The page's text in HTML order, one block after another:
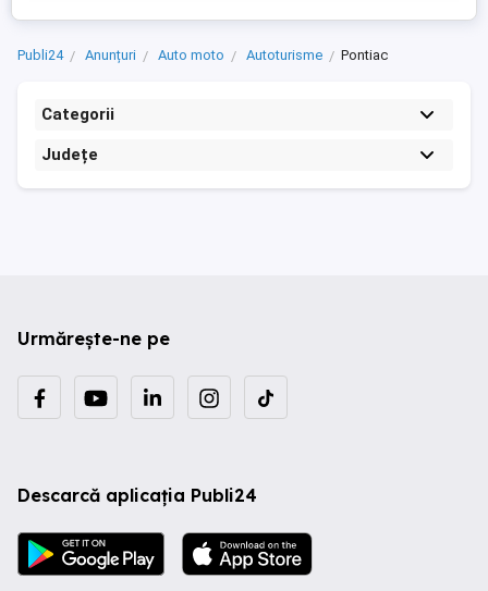
Publi24 Anunțuri Auto moto Autoturisme Pontiac
Categorii
Județe
Urmărește-ne pe
Descarcă aplicația Publi24